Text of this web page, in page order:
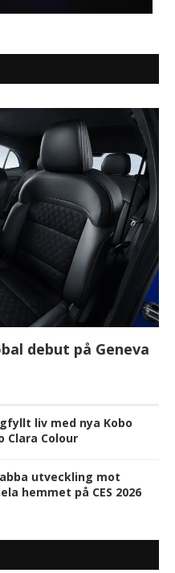
debut på Geneva
liv med nya Kobo
Clara Colour
utveckling mot
hemmet på CES 2026